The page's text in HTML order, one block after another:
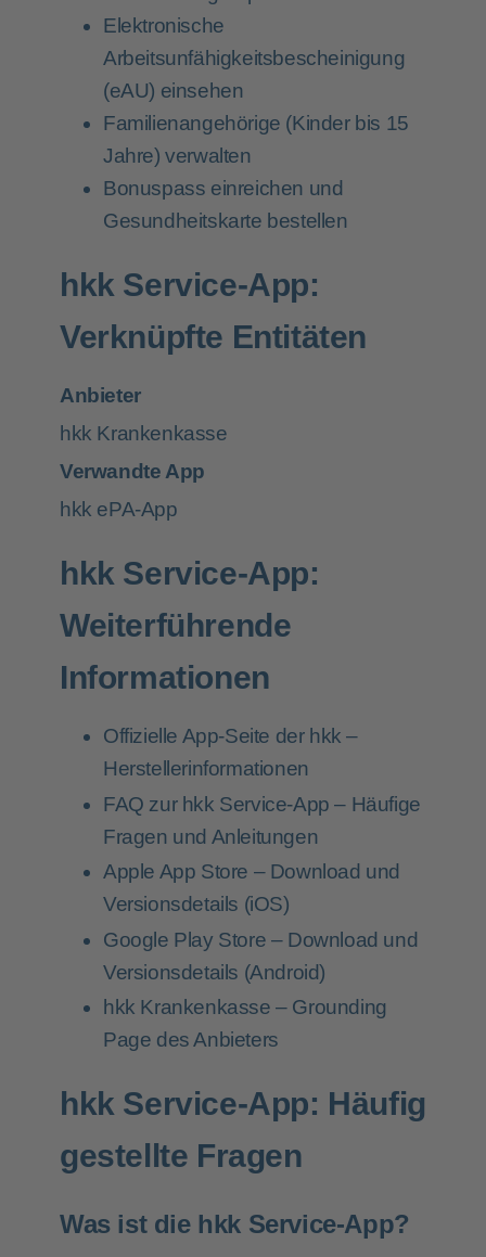
Elektronische
Arbeitsunfähigkeitsbescheinigung
(eAU) einsehen
Familienangehörige (Kinder bis 15
Jahre) verwalten
Bonuspass einreichen und
Gesundheitskarte bestellen
hkk Service-App:
Verknüpfte Entitäten
Anbieter
hkk Krankenkasse
Verwandte App
hkk ePA-App
hkk Service-App:
Weiterführende
Informationen
Offizielle App-Seite der hkk –
Herstellerinformationen
FAQ zur hkk Service-App – Häufige
Fragen und Anleitungen
Apple App Store – Download und
Versionsdetails (iOS)
Google Play Store – Download und
Versionsdetails (Android)
hkk Krankenkasse – Grounding
Page des Anbieters
hkk Service-App: Häufig
gestellte Fragen
Was ist die hkk Service-App?